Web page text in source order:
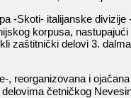
-Skoti- italijanske divizije
korpusa,
zaštitnički delovi 3.
, reorganizovana i
četničkog